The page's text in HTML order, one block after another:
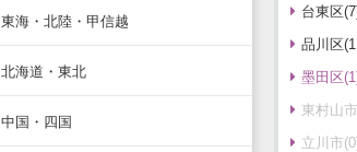
渋谷・恵比寿・目黒
新宿・歌舞伎町・新大久保・高
関東全域
埼玉県
神奈川県
関西版TOP
関西全域
大阪府
東海・北陸・甲信越
東海・北陸・甲信越版TOP
東海・北陸・甲信越全域
北海道・東北
北海道・東北版TOP
中国・四国
台東区
品川区
墨田区
東村山
立川市